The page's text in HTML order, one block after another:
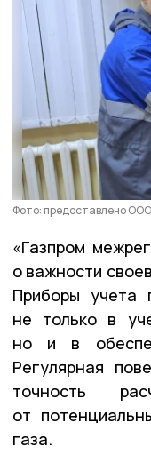
Фото: предоставлено
«Газпром
о важности
Приборы учета
не только в
но и в
Регулярная
точность
от
газа.